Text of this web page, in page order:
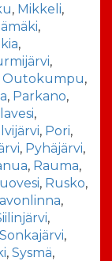
, Mikkeli,
,
,
,
Outokumpu,
, Parkano,
,
, Pori,
, Pyhäjärvi,
, Rauma,
, Rusko,
,
,
Sonkajärvi,
, Sysmä,